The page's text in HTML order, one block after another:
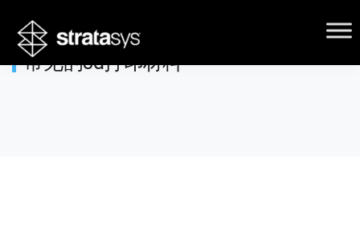
常见的3d打印材料